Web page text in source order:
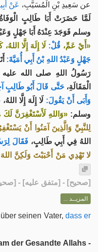
عن سَعِيدِ بْنِ الْمُسَيَّبِ، عَنْ
لَمَّا حَضَرَتْ أَبَا طَالِبٍ
وسلم فَوَجَدَ عِنْدَهُ أَبَا جَهْلٍ
«أَيْ عَمِّ، قُلْ: لَا إِلَهَ إِلَّا
جَهْلٍ وَعَبْدُ اللهِ بْنُ أَبِي أُمَيَّةَ:
رَسُولُ اللهِ صلى الله عليه
الْمَقَالَةِ، حَتَّى قَالَ أَبُو طَالِبٍ
وَأَبَى أَنْ يَقُولَ: لَا إِلَهَ إِلَّا اللهُ،
وسلم: «وَاللهِ لَأَسْتَغْفِرَنَّ لَكَ
لِلنَّبِيِّ وَالَّذِينَ آمَنُوا أَنْ
اللهُ فِي أَبِي طَالِبٍ، فَقَالَ
لا تَهْدِي مَنْ أَحْبَبْتَ وَلَكِنَّ
[صحيح] - [متفق عليه] - [صحيح
المزيــد ...
seinen Vater, dass er
der Gesandte Allahs -